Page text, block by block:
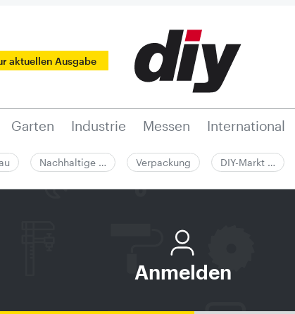
aktuellen Ausgabe
Garten Industrie Messen International
Nachhaltige … Verpackung DIY-Markt …
Anmelden